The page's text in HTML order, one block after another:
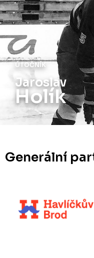
ÚTOČNÍK
Jaroslav
Holík
Generální